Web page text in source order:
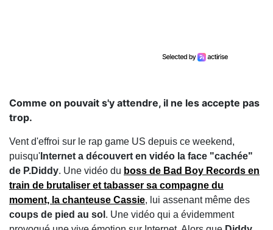
Comme on pouvait s'y attendre, il ne les accepte pas
trop.
Vent d'effroi sur le rap game US depuis ce weekend,
puisqu' Internet a découvert en vidéo la face "cachée"
de P.Diddy. Une vidéo du boss de Bad Boy Records en
train de brutaliser et tabasser sa compagne du
moment, la chanteuse Cassie, lui assenant même des
coups de pied au sol . Une vidéo qui a évidemment